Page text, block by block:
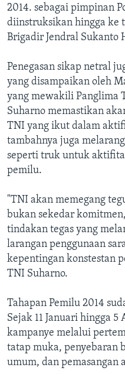
2014. sebagai pimpinan
diinstruksikan hingga ke
Brigadir Jendral Sukanto
Penegasan sikap netral
yang disampaikan oleh
yang mewakili Panglima
Suharno memastikan
TNI yang ikut dalam
tambahnya juga
seperti truk untuk
pemilu.
"TNI akan memegang
bukan sekedar
tindakan tegas yang
larangan penggunaan
kepentingan konstestan
TNI Suharno.
Tahapan Pemilu 2014
Sejak 11 Januari hingga
kampanye melalui
tatap muka, penyebaran
umum, dan pemasangan